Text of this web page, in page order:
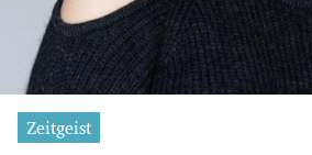
Zeitgeist